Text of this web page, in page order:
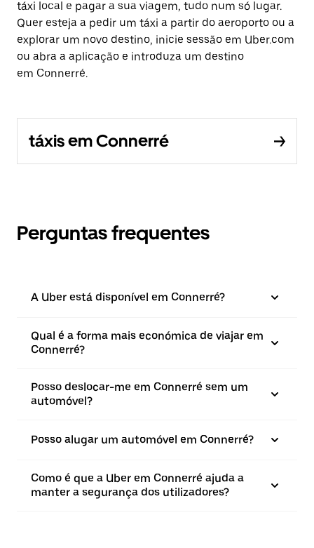
táxi local e pagar a sua viagem, tudo num só lugar.
Quer esteja a pedir um táxi a partir do aeroporto ou a
explorar um novo destino, inicie sessão em Uber.com
ou abra a aplicação e introduza um destino
em Connerré.
táxis em Connerré
Perguntas frequentes
A Uber está disponível em Connerré?
Qual é a forma mais económica de viajar em
Connerré?
Posso deslocar-me em Connerré sem um
automóvel?
Posso alugar um automóvel em Connerré?
Como é que a Uber em Connerré ajuda a
manter a segurança dos utilizadores?